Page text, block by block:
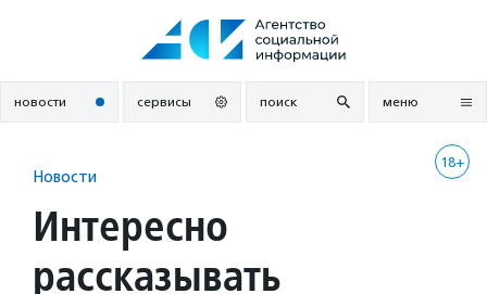
новости сервисы поиск меню
18+
Новости
Интересно
рассказывать